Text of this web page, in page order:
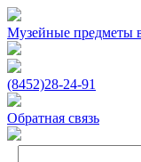
Музейные
(8452)28‑24‑91
Обратная связь